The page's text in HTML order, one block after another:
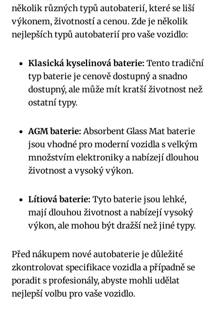
několik různých typů autobaterií, které se liší
výkonem, životností a cenou. Zde je několik
nejlepších typů autobaterií pro vaše vozidlo:
Klasická kyselinová baterie: Tento tradiční
typ baterie je cenově dostupný a snadno
dostupný, ale může mít kratší životnost než
ostatní typy.
AGM baterie: Absorbent Glass Mat baterie
jsou vhodné pro moderní vozidla s velkým
množstvím elektroniky a nabízejí dlouhou
životnost a vysoký výkon.
Lítiová baterie: Tyto baterie jsou lehké,
mají dlouhou životnost a nabízejí vysoký
výkon, ale mohou být dražší než jiné typy.
Před nákupem nové autobaterie je důležité
zkontrolovat specifikace vozidla a případně se
poradit s profesionály, abyste mohli udělat
nejlepší volbu pro vaše vozidlo.